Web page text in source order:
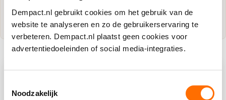
Dempact.nl gebruikt cookies om het gebruik van de
website te analyseren en zo de gebruikerservaring te
verbeteren. Dempact.nl plaatst geen cookies voor
advertentiedoeleinden of social media-integraties.
Noodzakelijk